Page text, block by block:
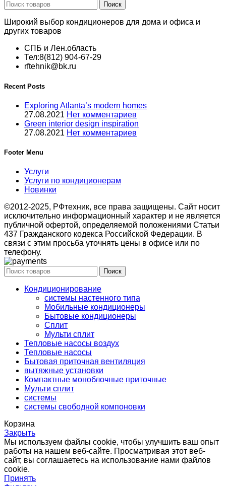
Поиск
Широкий выбор кондиционеров для дома и офиса и
других товаров
СПБ и Лен.область
Тел:8(812) 904-67-29
rftehnik@bk.ru
Recent Posts
Exploring Atlanta’s modern homes
27.08.2021 Нет комментариев
Green interior design inspiration
27.08.2021 Нет комментариев
Footer Menu
Услуги
Услуги по кондиционерам
Новинки
©2012-2025, РФтехник, все права защищены. Сайт носит
исключительно информационный характер и не является
публичной офертой, определяемой положениями Статьи
437 Гражданского кодекса Российской Федерации. В
связи с этим просьба уточнять цены в офисе или по
телефону.
Поиск
Кондиционирование
системы настенного типа
Мобильные кондиционеры
Бытовые кондиционеры
Сплит
Мульти сплит
Тепловые насосы воздух
Тепловые насосы
Бытовая приточная вентиляция
вытяжные установки
Компактные моноблочные приточные
Мульти сплит
системы
системы свободной компоновки
Корзина
Закрыть
Мы используем файлы cookie, чтобы улучшить ваш опыт
работы на нашем веб-сайте. Просматривая этот веб-
сайт, вы соглашаетесь на использование нами файлов
cookie.
Принять